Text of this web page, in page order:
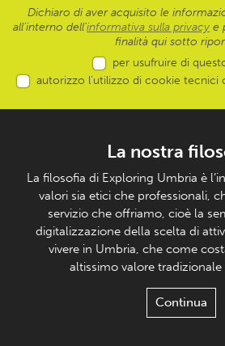
Dichiaro di aver acquisito le
all’interno dell'informativa sulla privacy e
finalità qui sotto
per usufruire di
autorizzo l’utilizzo di cookie tecnici
La nostra
La filosofia di Exploring Umbria è
valori sia etici che professionali,
servizio che offriamo, cioè la
digitalizzazione della scelta di
vivere in Umbria, che come
altissimo valore tradizionale
Continua